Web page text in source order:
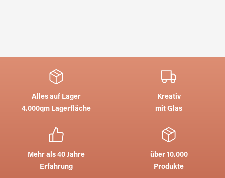
Alles auf Lager
4.000qm Lagerfläche
Kreativ
mit Glas
Mehr als 40 Jahre
Erfahrung
über 10.000
Produkte